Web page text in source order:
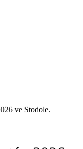
ve Stodole.